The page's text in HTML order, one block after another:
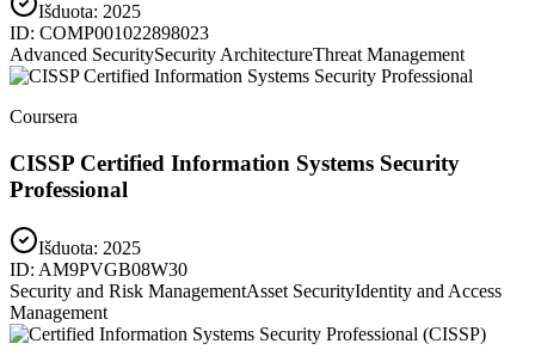
Išduota: 2025
ID: COMP001022898023
Advanced SecuritySecurity ArchitectureThreat Management
Coursera
CISSP Certified Information Systems Security
Professional
Išduota: 2025
ID: AM9PVGB08W30
Security and Risk ManagementAsset SecurityIdentity and Access
Management